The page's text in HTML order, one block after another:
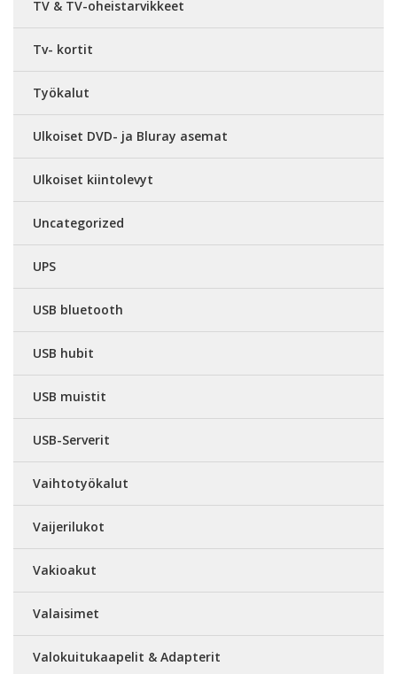
TV & TV-oheistarvikkeet
Tv- kortit
Työkalut
Ulkoiset DVD- ja Bluray asemat
Ulkoiset kiintolevyt
Uncategorized
UPS
USB bluetooth
USB hubit
USB muistit
USB-Serverit
Vaihtotyökalut
Vaijerilukot
Vakioakut
Valaisimet
Valokuitukaapelit & Adapterit